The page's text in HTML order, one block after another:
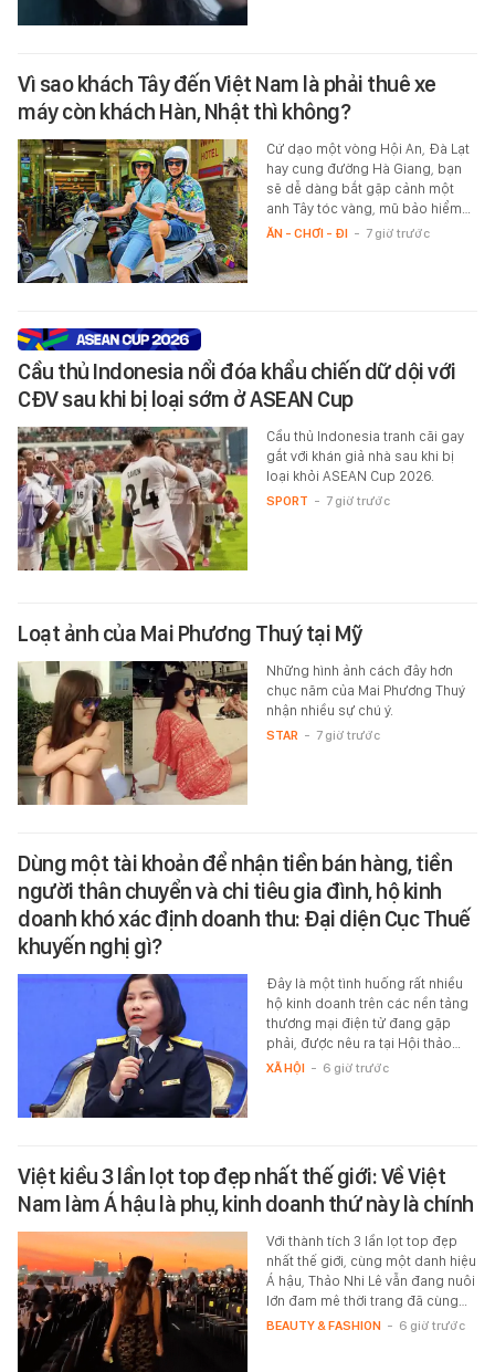
Vì sao khách Tây đến Việt Nam là phải thuê xe
máy còn khách Hàn, Nhật thì không?
Cứ dạo một vòng Hội An, Đà Lạt
hay cung đường Hà Giang, bạn
sẽ dễ dàng bắt gặp cảnh một
anh Tây tóc vàng, mũ bảo hiểm…
ĂN - CHƠI - ĐI - 7 giờ trước
Cầu thủ Indonesia nổi đóa khẩu chiến dữ dội với
CĐV sau khi bị loại sớm ở ASEAN Cup
Cầu thủ Indonesia tranh cãi gay
gắt với khán giả nhà sau khi bị
loại khỏi ASEAN Cup 2026.
SPORT - 7 giờ trước
Loạt ảnh của Mai Phương Thuý tại Mỹ
Những hình ảnh cách đây hơn
chục năm của Mai Phương Thuý
nhận nhiều sự chú ý.
STAR - 7 giờ trước
Dùng một tài khoản để nhận tiền bán hàng, tiền
người thân chuyển và chi tiêu gia đình, hộ kinh
doanh khó xác định doanh thu: Đại diện Cục Thuế
khuyến nghị gì?
Đây là một tình huống rất nhiều
hộ kinh doanh trên các nền tảng
thương mại điện tử đang gặp
phải, được nêu ra tại Hội thảo…
XÃ HỘI - 6 giờ trước
Việt kiều 3 lần lọt top đẹp nhất thế giới: Về Việt
Nam làm Á hậu là phụ, kinh doanh thứ này là chính
Với thành tích 3 lần lọt top đẹp
nhất thế giới, cùng một danh hiệu
Á hậu, Thảo Nhi Lê vẫn đang nuôi
lớn đam mê thời trang đã cùng…
BEAUTY & FASHION - 6 giờ trước